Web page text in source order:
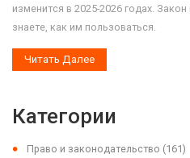
изменится в 2025-2026 годах.
знаете, как им пользоваться.
Читать Далее
Категории
Право и законодательство (161)